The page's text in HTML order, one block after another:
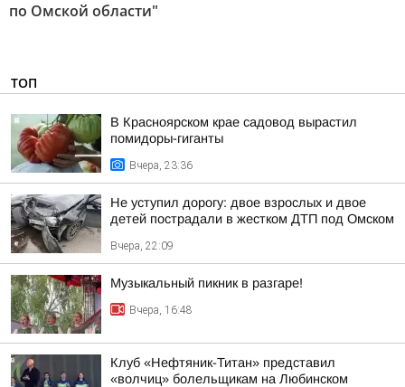
по Омской области"
ТОП
В Красноярском крае садовод вырастил
помидоры-гиганты
Вчера, 23:36
Не уступил дорогу: двое взрослых и двое
детей пострадали в жестком ДТП под Омском
Вчера, 22:09
Музыкальный пикник в разгаре!
Вчера, 16:48
Клуб «Нефтяник-Титан» представил
«волчиц» болельщикам на Любинском